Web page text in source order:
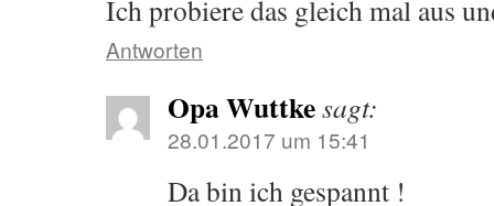
Ich probiere das gleich mal aus
Antworten
Opa Wuttkesagt:
28.01.2017 um 15:41
Da bin ich gespannt !